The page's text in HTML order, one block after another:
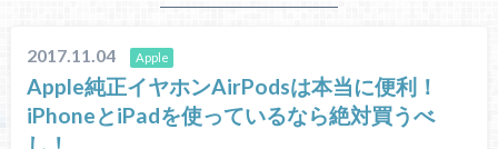
2017.11.04 Apple
Apple純正イヤホンAirPodsは本当に便利！
iPhoneとiPadを使っているなら絶対買うべ